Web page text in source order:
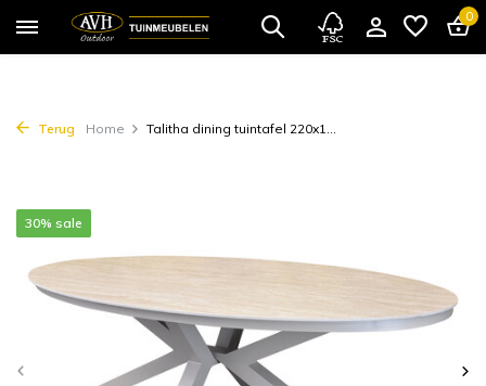
0
Terug Home Talitha dining tuintafel 220x1...
30% sale